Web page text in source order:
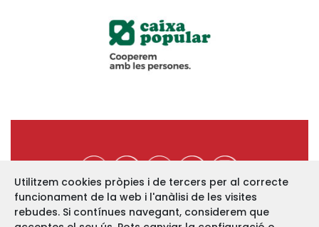
https://www.ucev.coop
Utilitzem cookies pròpies i de tercers per al correcte
funcionament de la web i l'anàlisi de les visites
rebudes. Si contínues navegant, considerem que